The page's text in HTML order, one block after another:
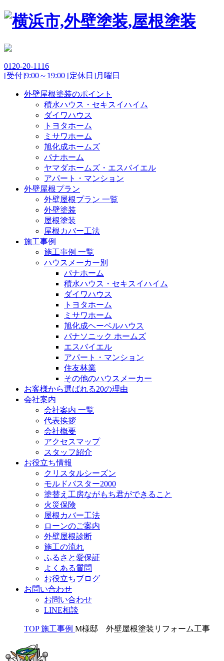
0120-20-1116
[受付]9:00～19:00 [定休日]月曜日
外壁屋根塗装のポイント
積水ハウス・セキスイハイム
ダイワハウス
トヨタホーム
ミサワホーム
旭化成ホームズ
パナホーム
ヤマダホームズ・エスバイエル
アパート・マンション
外壁屋根プラン
外壁屋根プラン 一覧
外壁塗装
屋根塗装
屋根カバー工法
施工事例
施工事例 一覧
ハウスメーカー別
パナホーム
積水ハウス・セキスイハイム
ダイワハウス
トヨタホーム
ミサワホーム
旭化成ヘーベルハウス
パナソニック ホームズ
エスバイエル
アパート・マンション
住友林業
その他のハウスメーカー
お客様から選ばれる20の理由
会社案内
会社案内 一覧
代表挨拶
会社概要
アクセスマップ
スタッフ紹介
お役立ち情報
クリスタルシーズン
モルドバスター2000
塗替え工房ながもち君ができること
火災保険
屋根カバー工法
ローンのご案内
外壁屋根診断
施工の流れ
ふるさと愛保証
よくある質問
お役立ちブログ
お問い合わせ
お問い合わせ
LINE相談
TOP 施工事例 M様邸 外壁屋根塗装リフォーム工事